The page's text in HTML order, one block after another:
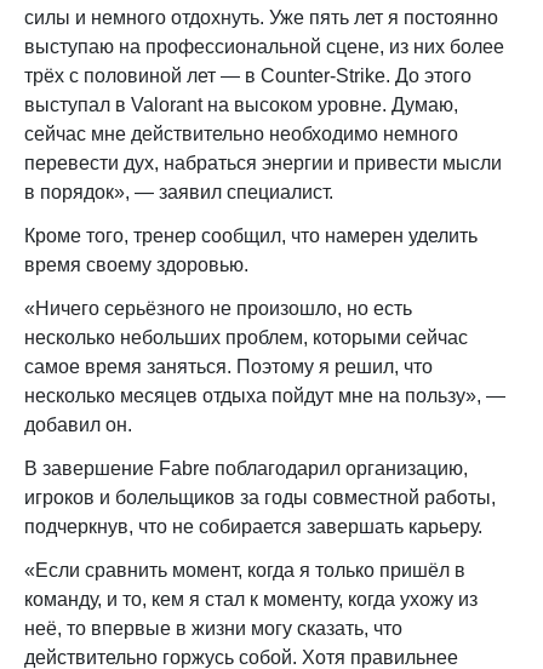
силы и немного отдохнуть. Уже пять лет я постоянно
выступаю на профессиональной сцене, из них более
трёх с половиной лет — в Counter-Strike. До этого
выступал в Valorant на высоком уровне. Думаю,
сейчас мне действительно необходимо немного
перевести дух, набраться энергии и привести мысли
в порядок», — заявил специалист.
Кроме того, тренер сообщил, что намерен уделить
время своему здоровью.
«Ничего серьёзного не произошло, но есть
несколько небольших проблем, которыми сейчас
самое время заняться. Поэтому я решил, что
несколько месяцев отдыха пойдут мне на пользу», —
добавил он.
В завершение Fabre поблагодарил организацию,
игроков и болельщиков за годы совместной работы,
подчеркнув, что не собирается завершать карьеру.
«Если сравнить момент, когда я только пришёл в
команду, и то, кем я стал к моменту, когда ухожу из
неё, то впервые в жизни могу сказать, что
действительно горжусь собой. Хотя правильнее